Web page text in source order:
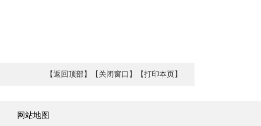
【返回顶部】 【关闭窗口】 【打印本页】
网站地图